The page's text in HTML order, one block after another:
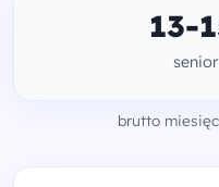
13-
brutto